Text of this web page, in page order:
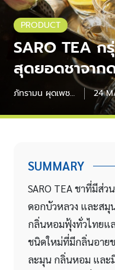
PRODUCT
SARO TEA
สุดยอดชาจาก
ภัทรามน ผุดเพชร
24
SUMMARY
SARO TEA ชาที่มีส่
ดอกบัวหลวง และสมุ
กลิ่นหอมฟุ้งทั่วไทยแ
ชนิดใหม่ที่มีกลิ่นอาย
ละมุน กลิ่นหอม และ